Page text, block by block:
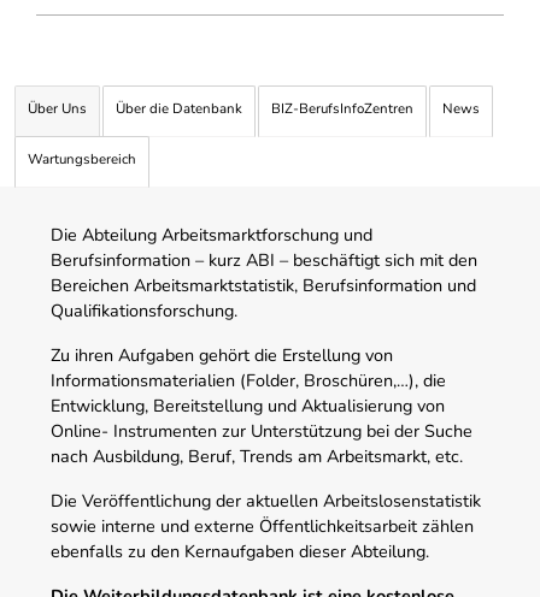
Über Uns Über die Datenbank BIZ-BerufsInfoZentren News
Wartungsbereich
Die Abteilung Arbeitsmarktforschung und
Berufsinformation – kurz ABI – beschäftigt sich mit den
Bereichen Arbeitsmarktstatistik, Berufsinformation und
Qualifikationsforschung.
Zu ihren Aufgaben gehört die Erstellung von
Informationsmaterialien (Folder, Broschüren,…), die
Entwicklung, Bereitstellung und Aktualisierung von
Online- Instrumenten zur Unterstützung bei der Suche
nach Ausbildung, Beruf, Trends am Arbeitsmarkt, etc.
Die Veröffentlichung der aktuellen Arbeitslosenstatistik
sowie interne und externe Öffentlichkeitsarbeit zählen
ebenfalls zu den Kernaufgaben dieser Abteilung.